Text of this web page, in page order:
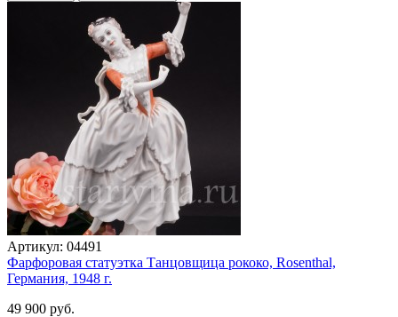
Артикул: 04491
Фарфоровая статуэтка Танцовщица рококо, Rosenthal,
Германия, 1948 г.
49 900 руб.